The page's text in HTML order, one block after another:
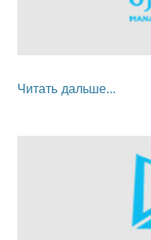
Читать дальше...